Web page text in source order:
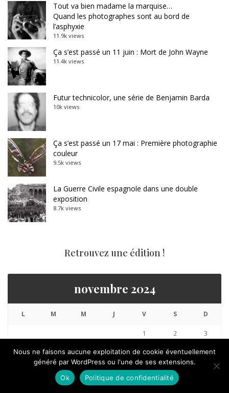
Tout va bien madame la marquise…
Quand les photographes sont au bord de
l’asphyxie
11.9k views
Ça s’est passé un 11 juin : Mort de John Wayne
11.4k views
Futur technicolor, une série de Benjamin Barda
10k views
Ça s’est passé un 17 mai : Première photographie
couleur
9.5k views
La Guerre Civile espagnole dans une double
exposition
8.7k views
Retrouvez une édition !
novembre 2024
L M M J V S D
1 2 3
4 5 6 7 8 9 10
13 14 15 16
Nous ne faisons aucune exploitation de cookie éventuellement
généré par WordPress ou l'une de ses extensions.
Ok
Politique de confidentialité